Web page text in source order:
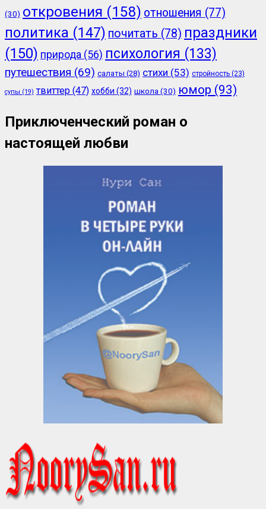
(30) откровения (158) отношения (77)
политика (147) почитать (78) праздники
(150) природа (56) психология (133)
путешествия (69) салаты (28) стихи (53) стройность (23)
супы (19) твиттер (47) хобби (32) школа(30) юмор (93)
Приключенческий роман о
настоящей любви